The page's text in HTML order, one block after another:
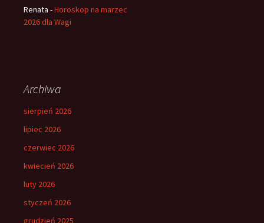
Renata -Horoskop na marzec
2026 dla Wagi
Archiwa
sierpień 2026
lipiec 2026
czerwiec 2026
kwiecień 2026
luty 2026
styczeń 2026
grudzień 2025